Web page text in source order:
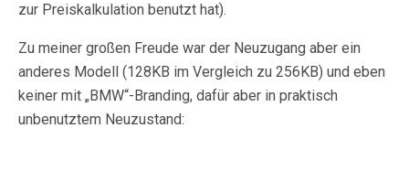
zur Preiskalkulation benutzt hat).
Zu meiner großen Freude war der Neuzugang aber ein
anderes Modell (128KB im Vergleich zu 256KB) und eben
keiner mit „BMW“-Branding, dafür aber in praktisch
unbenutztem Neuzustand: